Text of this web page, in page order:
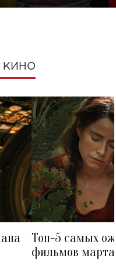
КИНО
Топ-5 самых
фильмов